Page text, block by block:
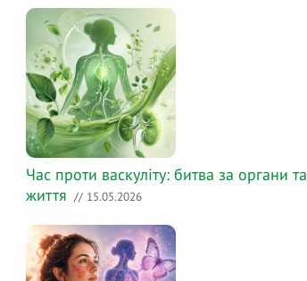
Час проти васкуліту: битва за органи та
життя // 15.05.2026